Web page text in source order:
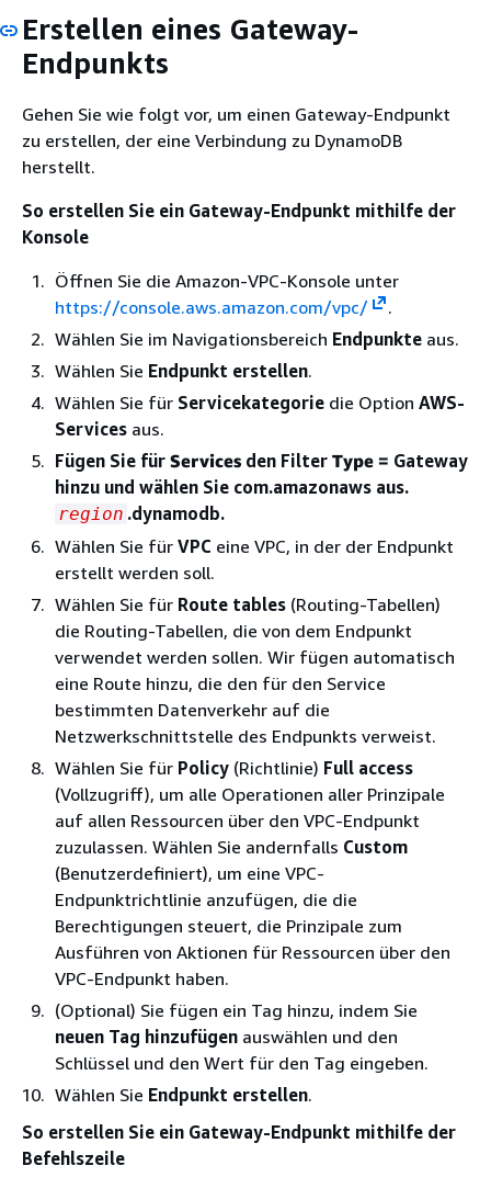
Erstellen eines Gateway-
Endpunkts
Gehen Sie wie folgt vor, um einen Gateway-Endpunkt
zu erstellen, der eine Verbindung zu DynamoDB
herstellt.
So erstellen Sie ein Gateway-Endpunkt mithilfe der
Konsole
Öffnen Sie die Amazon-VPC-Konsole unter
https://console.aws.amazon.com/vpc/
.
Wählen Sie im Navigationsbereich Endpunkte aus.
Wählen Sie Endpunkt erstellen.
Wählen Sie für Servicekategorie die Option AWS-
Services aus.
Fügen Sie für Services den Filter Type = Gateway
hinzu und wählen Sie com.amazonaws aus.
region .dynamodb.
Wählen Sie für VPC eine VPC, in der der Endpunkt
erstellt werden soll.
Wählen Sie für Route tables (Routing-Tabellen)
die Routing-Tabellen, die von dem Endpunkt
verwendet werden sollen. Wir fügen automatisch
eine Route hinzu, die den für den Service
bestimmten Datenverkehr auf die
Netzwerkschnittstelle des Endpunkts verweist.
Wählen Sie für Policy (Richtlinie) Full access
(Vollzugriff), um alle Operationen aller Prinzipale
auf allen Ressourcen über den VPC-Endpunkt
zuzulassen. Wählen Sie andernfalls Custom
(Benutzerdefiniert), um eine VPC-
Endpunktrichtlinie anzufügen, die die
Berechtigungen steuert, die Prinzipale zum
Ausführen von Aktionen für Ressourcen über den
VPC-Endpunkt haben.
(Optional) Sie fügen ein Tag hinzu, indem Sie
neuen Tag hinzufügen auswählen und den
Schlüssel und den Wert für den Tag eingeben.
Wählen Sie Endpunkt erstellen.
So erstellen Sie ein Gateway-Endpunkt mithilfe der
Befehlszeile